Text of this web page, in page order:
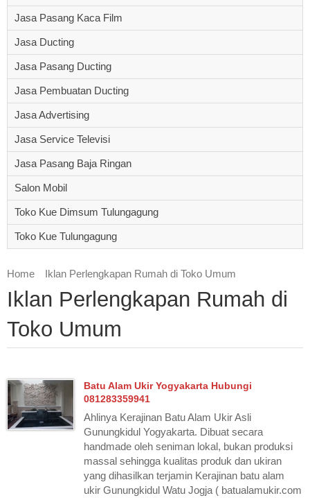
Jasa Pasang Kaca Film
Jasa Ducting
Jasa Pasang Ducting
Jasa Pembuatan Ducting
Jasa Advertising
Jasa Service Televisi
Jasa Pasang Baja Ringan
Salon Mobil
Toko Kue Dimsum Tulungagung
Toko Kue Tulungagung
Home Iklan Perlengkapan Rumah di Toko Umum
Iklan Perlengkapan Rumah di
Toko Umum
Batu Alam Ukir Yogyakarta Hubungi
081283359941
Ahlinya Kerajinan Batu Alam Ukir Asli
Gunungkidul Yogyakarta. Dibuat secara
handmade oleh seniman lokal, bukan produksi
massal sehingga kualitas produk dan ukiran
yang dihasilkan terjamin Kerajinan batu alam
ukir Gunungkidul Watu Jogja ( batualamukir.com